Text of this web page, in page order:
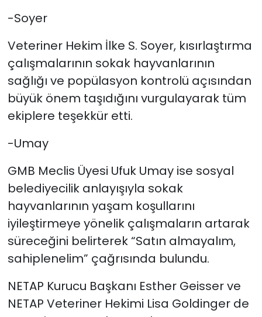
-Soyer
Veteriner Hekim İlke S. Soyer, kısırlaştırma
çalışmalarının sokak hayvanlarının
sağlığı ve popülasyon kontrolü açısından
büyük önem taşıdığını vurgulayarak tüm
ekiplere teşekkür etti.
-Umay
GMB Meclis Üyesi Ufuk Umay ise sosyal
belediyecilik anlayışıyla sokak
hayvanlarının yaşam koşullarını
iyileştirmeye yönelik çalışmaların artarak
süreceğini belirterek “Satın almayalım,
sahiplenelim” çağrısında bulundu.
NETAP Kurucu Başkanı Esther Geisser ve
NETAP Veteriner Hekimi Lisa Goldinger de